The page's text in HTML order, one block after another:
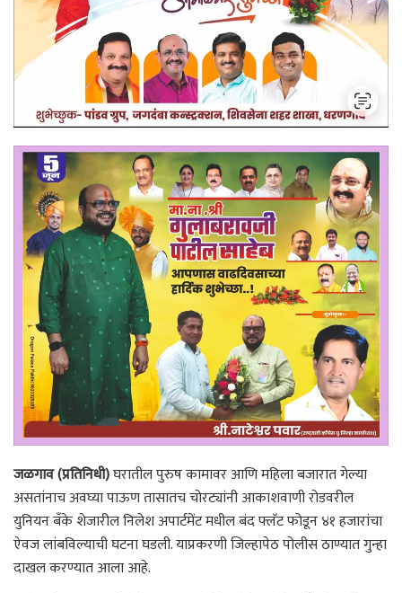
जळगाव (प्रतिनिधी)घरातील पुरुष कामावर आणि महिला बजारात गेल्या
असतांनाच अवघ्या पाऊण तासातच चोरट्यांनी आकाशवाणी रोडवरील
युनियन बँके शेजारील निलेश अपार्टमेंट मधील बंद फ्लॅट फोडून ४१ हजारांचा
ऐवज लांबविल्याची घटना घडली. याप्रकरणी जिल्हापेठ पोलीस ठाण्यात गुन्हा
दाखल करण्यात आला आहे.